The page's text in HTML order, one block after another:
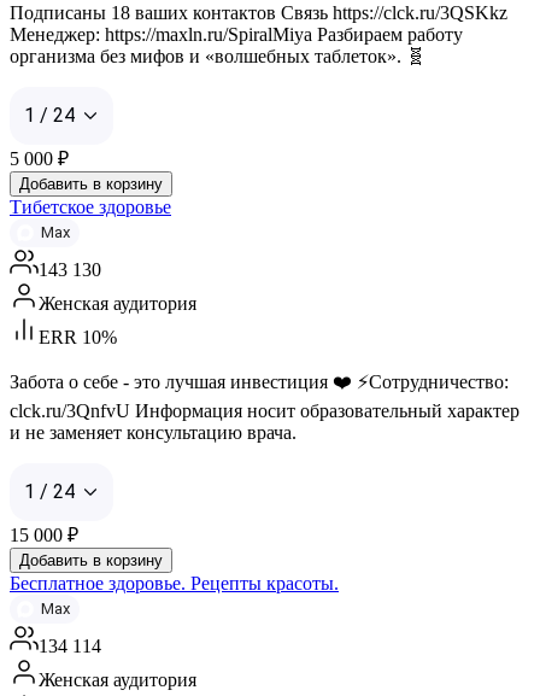
Подписаны 18 ваших контактов Связь https://clck.ru/3QSKkz
Менеджер: https://maxln.ru/SpiralMiya Разбираем работу
организма без мифов и «волшебных таблеток». 🧬
1 / 24
5 000 ₽
Добавить в корзину
Тибетское здоровье
Max
143 130
Женская аудитория
ERR 10%
Забота о себе - это лучшая инвестиция ❤️ ⚡️Сотрудничество:
clck.ru/3QnfvU Информация носит образовательный характер
и не заменяет консультацию врача.
1 / 24
15 000 ₽
Добавить в корзину
Бесплатное здоровье. Рецепты красоты.
Max
134 114
Женская аудитория